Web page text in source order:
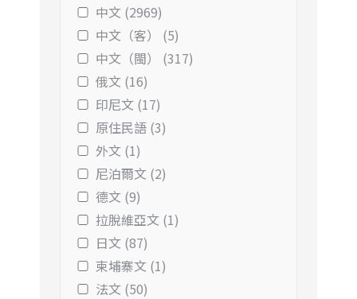
中文 (2969)
中文（客） (5)
中文（閩） (317)
俄文 (16)
印尼文 (17)
原住民語 (3)
外文 (1)
尼泊爾文 (2)
德文 (9)
拉脫維亞文 (1)
日文 (87)
柬埔寨文 (1)
法文 (50)